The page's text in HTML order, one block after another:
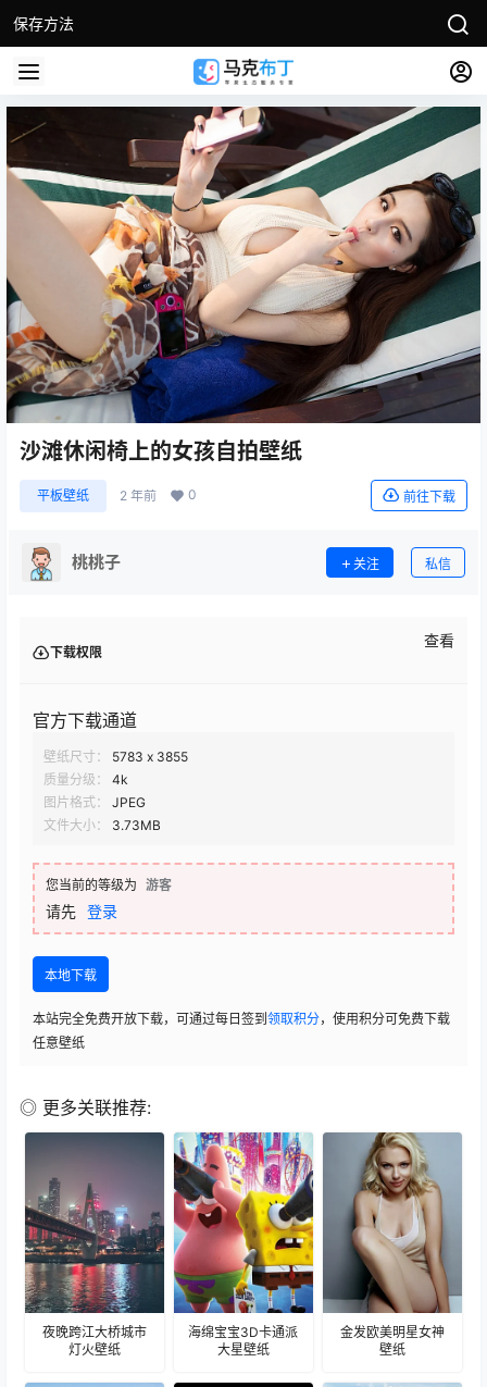
保存方法
沙滩休闲椅上的女孩自拍壁纸
平板壁纸 2 年前 0 前往下载
桃桃子 关注 私信
下载权限
查看
官方下载通道
壁纸尺寸：
5783 x 3855
质量分级：
4k
图片格式：
JPEG
文件大小：
3.73MB
您当前的等级为 游客
请先 登录
本地下载
本站完全免费开放下载，可通过每日签到领取积分，使用积分可免费下载
任意壁纸
◎ 更多关联推荐:
夜晚跨江大桥城市
灯火壁纸
海绵宝宝3D卡通派
大星壁纸
金发欧美明星女神
壁纸